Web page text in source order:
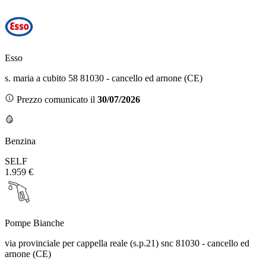
Esso
s. maria a cubito 58 81030 - cancello ed arnone (CE)
Prezzo comunicato il 30/07/2026
Benzina
SELF
1.959 €
Pompe Bianche
via provinciale per cappella reale (s.p.21) snc 81030 - cancello ed
arnone (CE)